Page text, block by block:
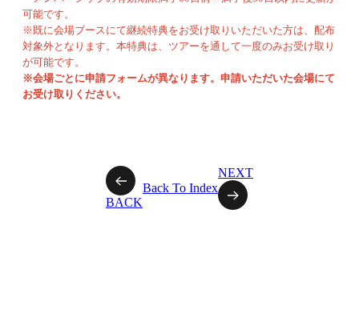
可能です。
※既に会場ブースにて継続特典をお受け取りいただいた方は、配布
対象外となります。本特典は、ツアーを通して一度のみお受け取り
が可能です。
※会場ごとに申請フォームが異なります。申請いただいた会場にて
お受け取りください。
BACK
Back To Index
NEXT